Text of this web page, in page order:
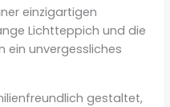
einzigartigen
Lichtteppich und die
ein unvergessliches
gestaltet,